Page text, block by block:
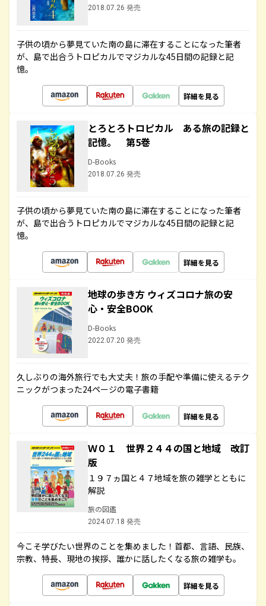
2018.07.26 発売
子供の頃から夢見ていた南の島に滞在することになった筆者
が、島で出合うトロピカルでマジカルな45日間の記録と記
憶。
詳細を見る
とろとろトロピカル ある旅の記録と
記憶。 第5巻
D-Books
2018.07.26 発売
子供の頃から夢見ていた南の島に滞在することになった筆者
が、島で出合うトロピカルでマジカルな45日間の記録と記
憶。
詳細を見る
地球の歩き方 ウィズコロナ旅の安
心・安全BOOK
D-Books
2022.07.20 発売
久しぶりの海外旅行でも大丈夫！旅の手配や準備に使えるテク
ニックがつまった24ページの電子書籍
詳細を見る
Ｗ０１ 世界２４４の国と地域 改訂
版
１９７ヵ国と４７地域を旅の雑学とともに
解説
旅の図鑑
2024.07.18 発売
今こそ学びたい世界のことを集めました！首都、言語、民族、
宗教、特長、現地の挨拶、誰かに話したくなる旅の雑学も。
詳細を見る